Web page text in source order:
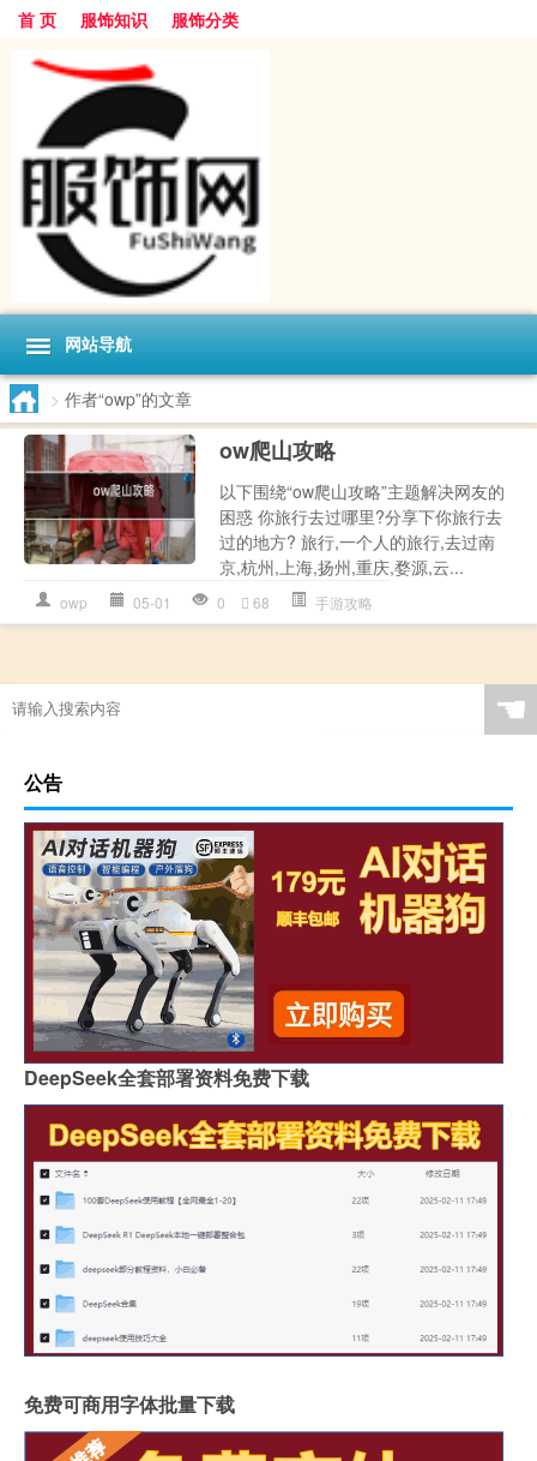
首 页 服饰知识 服饰分类
网站导航
> 作者“owp”的文章
ow爬山攻略
以下围绕“ow爬山攻略”主题解决网友的
困惑 你旅行去过哪里?分享下你旅行去
过的地方? 旅行,一个人的旅行,去过南
京,杭州,上海,扬州,重庆,婺源,云...
owp 05-01 0 68 手游攻略
☚
公告
DeepSeek全套部署资料免费下载
免费可商用字体批量下载